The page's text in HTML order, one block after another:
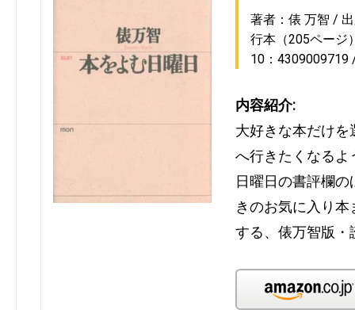
著者：俵 万智
行本（205ページ
10：4309009719
内容紹介:
大好きな本だけ
へ行きたくなるよ
日曜日の書評欄
きのお気に入り
する、俵万智版・